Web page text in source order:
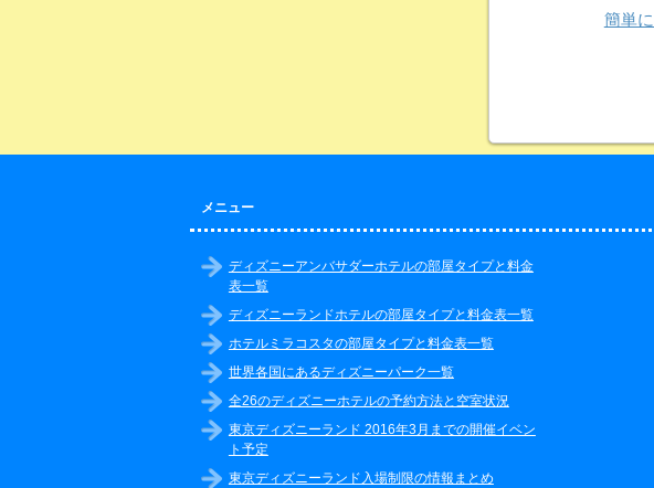
簡単
メニュー
ディズニーアンバサダーホテルの部屋タイプと料金
表一覧
ディズニーランドホテルの部屋タイプと料金表一覧
ホテルミラコスタの部屋タイプと料金表一覧
世界各国にあるディズニーパーク一覧
全26のディズニーホテルの予約方法と空室状況
東京ディズニーランド 2016年3月までの開催イベン
ト予定
東京ディズニーランド入場制限の情報まとめ